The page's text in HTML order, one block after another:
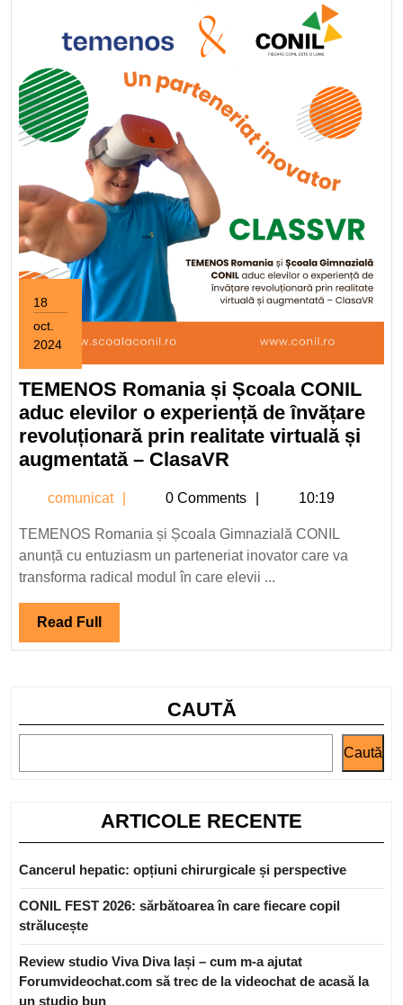
potențialului
copiilor
18
oct.
2024
octombrie
2024
TEMENOS Romania și Școala CONIL
aduc elevilor o experiență de învățare
revoluționară prin realitate virtuală și
augmentată – ClasaVR
și
Școala
CONIL
aduc
experiență
revoluționară
prin
și
augmentată
ClasaVR
comunicat comunicat
0 Comments 10:19
TEMENOS Romania și Școala Gimnazială CONIL
anunță cu entuziasm un parteneriat inovator care va
transforma radical modul în care elevii ...
Read Full Read
Full
CAUTĂ
Caută
ARTICOLE RECENTE
Cancerul hepatic: opțiuni chirurgicale și perspective
CONIL FEST 2026: sărbătoarea în care fiecare copil
strălucește
Review studio Viva Diva Iași – cum m-a ajutat
Forumvideochat.com să trec de la videochat de acasă la
un studio bun